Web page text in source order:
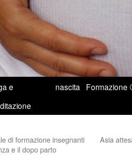
e
nascita Formazione
di formazione insegnanti
e il dopo parto
Asia